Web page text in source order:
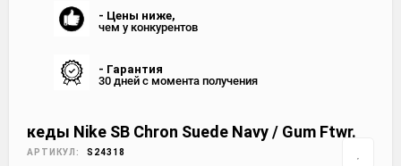
- Цены ниже,
чем у конкурентов
- Гарантия
30 дней с момента получения
кеды Nike SB Chron Suede Navy / Gum Ftwr.
АРТИКУЛ: S24318